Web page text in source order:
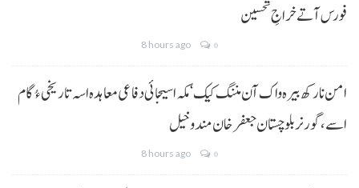
فورس آتے خراجِ تحسین
8 hours ago 0
امن نا رکھ بیرہ واک آن مننگ کیک‘ مکہ اسیجائی دفاعی معاہدہ اسہ تاریخی ءُ گام
اسے،گورنر بلوچستان جعفر خان مندوخیل
8 hours ago 0